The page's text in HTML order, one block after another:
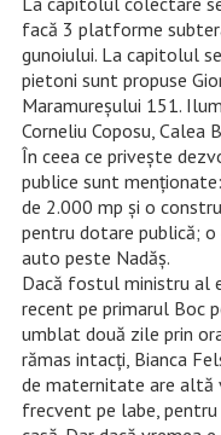
facă 3 platforme
gunoiului. La capitolul
pietoni sunt propuse
Maramureșului 151.
Corneliu Coposu, Calea
În ceea ce privește
publice sunt
de 2.000 mp şi o
pentru dotare publică; o
auto peste Nadăş.
Dacă fostul ministru al
recent pe primarul Boc
umblat două zile prin
rămas intacți, Bianca
de maternitate are altă
frecvent pe labe,